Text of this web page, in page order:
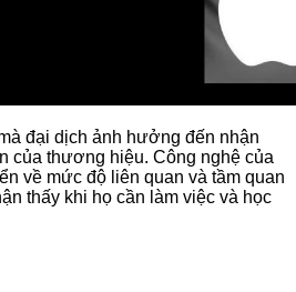
đại dịch ảnh hưởng đến nhận
của thương hiệu. Công nghệ của
về mức độ liên quan và tầm quan
thấy khi họ cần làm việc và học